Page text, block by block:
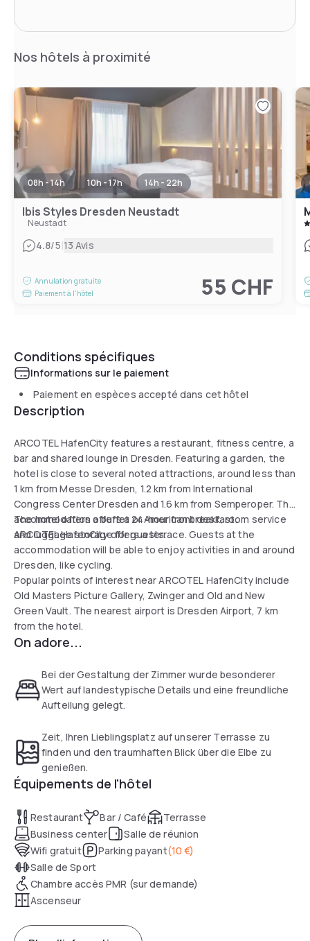
Nos hôtels à proximité
08h - 14h 10h - 17h 14h - 22h
Ibis Styles Dresden Neustadt
Neustadt
4.8/5|13 Avis
Annulation gratuite
Paiement à l'hôtel
55 CHF
Conditions spécifiques
Informations sur le paiement
Paiement en espèces accepté dans cet hôtel
Description
ARCOTEL HafenCity features a restaurant, fitness centre, a
bar and shared lounge in Dresden. Featuring a garden, the
hotel is close to several noted attractions, around less than
1 km from Messe Dresden, 1.2 km from International
Congress Center Dresden and 1.6 km from Semperoper. The
accommodation offers a 24-hour front desk, room service
and luggage storage for guests.
The hotel offers a buffet or American breakfast.
ARCOTEL HafenCity offers a terrace. Guests at the
accommodation will be able to enjoy activities in and around
Dresden, like cycling.
Popular points of interest near ARCOTEL HafenCity include
Old Masters Picture Gallery, Zwinger and Old and New
Green Vault. The nearest airport is Dresden Airport, 7 km
from the hotel.
On adore...
Bei der Gestaltung der Zimmer wurde besonderer
Wert auf landestypische Details und eine freundliche
Aufteilung gelegt.
Zeit, Ihren Lieblingsplatz auf unserer Terrasse zu
finden und den traumhaften Blick über die Elbe zu
genießen.
Équipements de l'hôtel
Restaurant Bar / Café
Terrasse
Business center
Salle de réunion
Wifi gratuit
Parking payant(10 €)
Salle de Sport
Chambre accès PMR (sur demande)
Ascenseur